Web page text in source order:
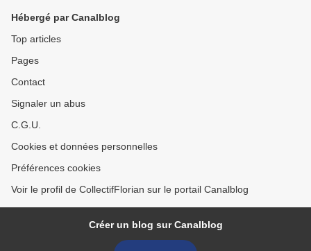
Hébergé par Canalblog
Top articles
Pages
Contact
Signaler un abus
C.G.U.
Cookies et données personnelles
Préférences cookies
Voir le profil de CollectifFlorian sur le portail Canalblog
Créer un blog sur Canalblog